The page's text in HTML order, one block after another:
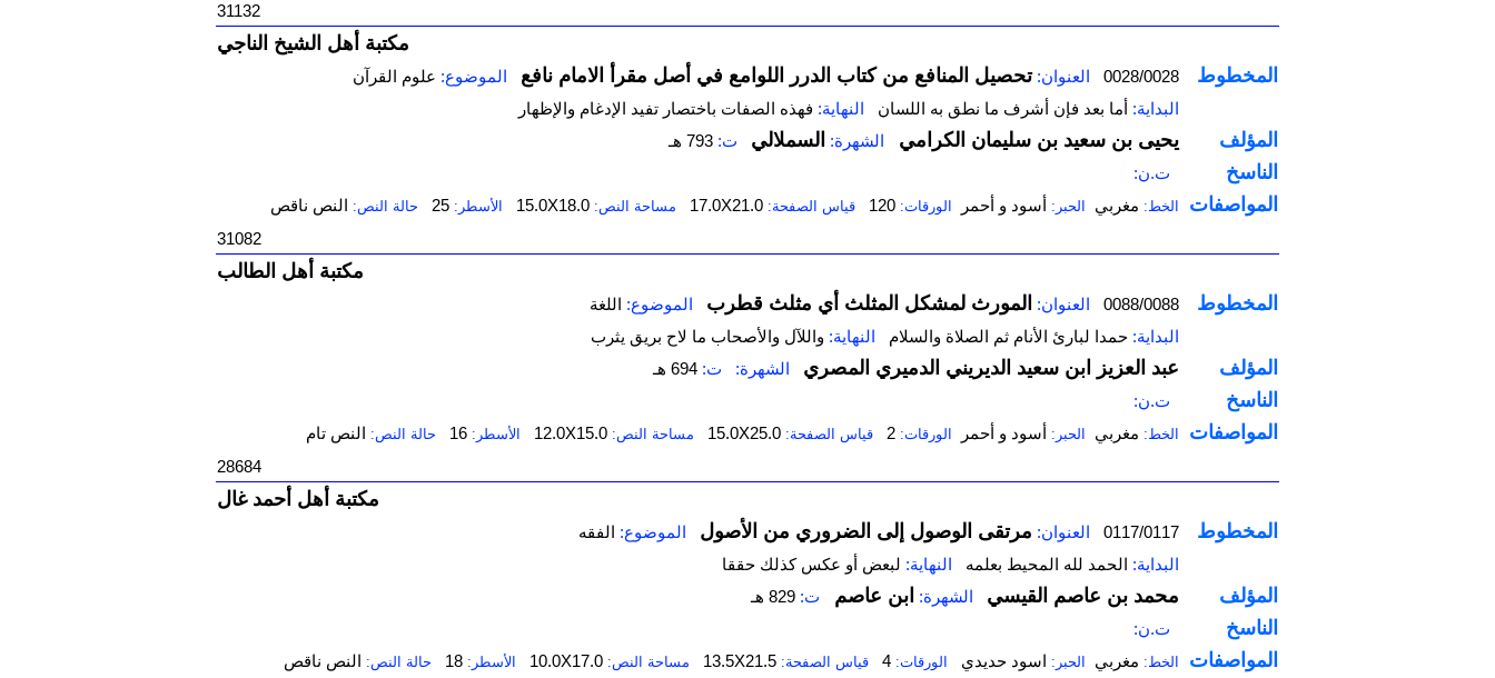
31132
مكتبة أهل الشيخ الناجي
0028/0028 العنوان: ‌‌تحصيل المنافع من كتاب الدرر اللوامع في أصل مقرأ الامام نافع الموضوع: علوم القرآن المخطوط
البداية: أما بعد فإن أشرف ما نطق به اللسان النهاية: فهذه الصفات باختصار تفيد الإدغام والإظهار
يحيى بن سعيد بن سليمان الكرامي الشهرة: السملالي ت: 793 هـ المؤلف
ت.ن: الناسخ
الخط: مغربي الحبر: أسود و أحمر الورقات: 120 قياس الصفحة: 17.0X21.0 مساحة النص: 15.0X18.0 الأسطر: 25 حالة النص: النص ناقص المواصفات
31082
مكتبة أهل الطالب
0088/0088 العنوان: ‌‌المورث لمشكل المثلث أي مثلث قطرب الموضوع: اللغة المخطوط
البداية: حمدا لبارئ الأنام ثم الصلاة والسلام النهاية: واللآل والأصحاب ما لاح بريق يثرب
عبد العزيز ابن سعيد الديريني الدميري المصري الشهرة: ت: 694 هـ المؤلف
ت.ن: الناسخ
الخط: مغربي الحبر: أسود و أحمر الورقات: 2 قياس الصفحة: 15.0X25.0 مساحة النص: 12.0X15.0 الأسطر: 16 حالة النص: النص تام المواصفات
28684
مكتبة أهل أحمد غال
0117/0117 العنوان: ‌مرتقى الوصول إلى الضروري من الأصول الموضوع: الفقه المخطوط
البداية: الحمد لله المحيط بعلمه النهاية: لبعض أو عكس كذلك حققا
محمد بن ‌عاصم القيسي الشهرة: ابن عاصم ت: 829 هـ المؤلف
ت.ن: الناسخ
الخط: مغربي الحبر: اسود حديدي الورقات: 4 قياس الصفحة: 13.5X21.5 مساحة النص: 10.0X17.0 الأسطر: 18 حالة النص: النص ناقص المواصفات